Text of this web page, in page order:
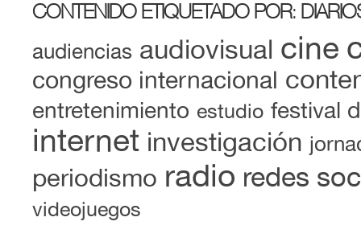
CONTENIDO ETIQUETADO POR:
audiencias audiovisual cine
congreso internacional
entretenimiento estudio festival
internet investigación
periodismo radio redes
videojuegos